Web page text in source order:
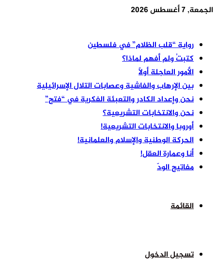
الجمعة, 7 أغسطس 2026
رواية “قلب الظلام” في فلسطين
كتبتُ ولم أفهم لماذا؟
الأمور العاجلة أولًا
بين الإرهاب والفاشية وعصابات التلال الإسرائيلية
نحن وإعداد الكادر والتعبئة الفكرية في “فتح”
نحن والانتخابات التشريعية؟
أوروبا والانتخابات التشريعية!
الحركة الوطنية والإسلام والعلمانية!
أنا وعمارة العقل!
مفاتيح الودّ
القائمة
تسجيل الدخول